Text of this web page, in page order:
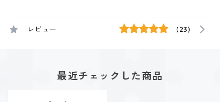
レビュー (23)
最近チェックした商品